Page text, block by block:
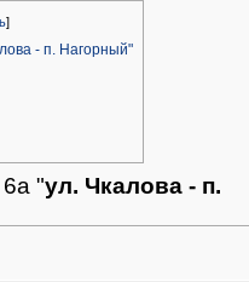
]
- п. Нагорный"
"ул. Чкалова - п.